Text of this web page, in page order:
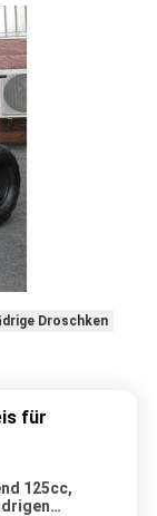
Droschken
für
125cc,